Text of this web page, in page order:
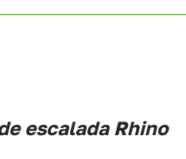
escalada Rhino